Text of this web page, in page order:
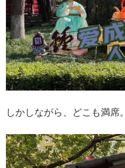
しかしながら、どこも満席。